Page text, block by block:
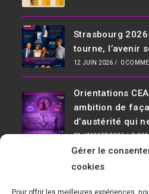
Gérer le
cookies
Pour offrir les meilleures expériences,
Strasbourg
tourne, l’avenir
12 JUIN 2026 / 0
Orientations
ambition de
d’austérité qui
29 JANVIER 2026 / 0
Infos De Contact